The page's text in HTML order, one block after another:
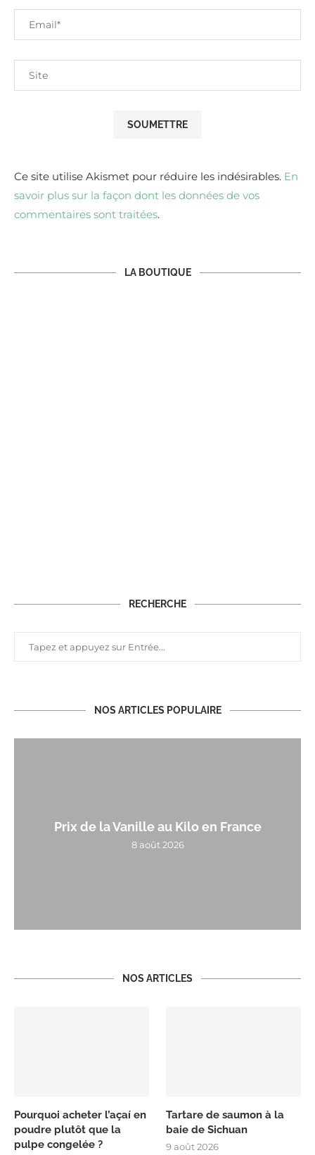
Ce site utilise Akismet pour réduire les indésirables. En
savoir plus sur la façon dont les données de vos
commentaires sont traitées.
LA BOUTIQUE
RECHERCHE
NOS ARTICLES POPULAIRE
Prix de la Vanille au Kilo en France
8 août 2026
NOS ARTICLES
Pourquoi acheter l’açaí en
poudre plutôt que la
pulpe congelée ?
Tartare de saumon à la
baie de Sichuan
9 août 2026